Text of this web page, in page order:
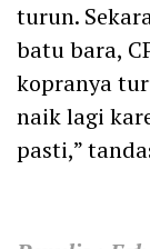
turun.
batu bara,
kopranya
naik lagi
pasti,”